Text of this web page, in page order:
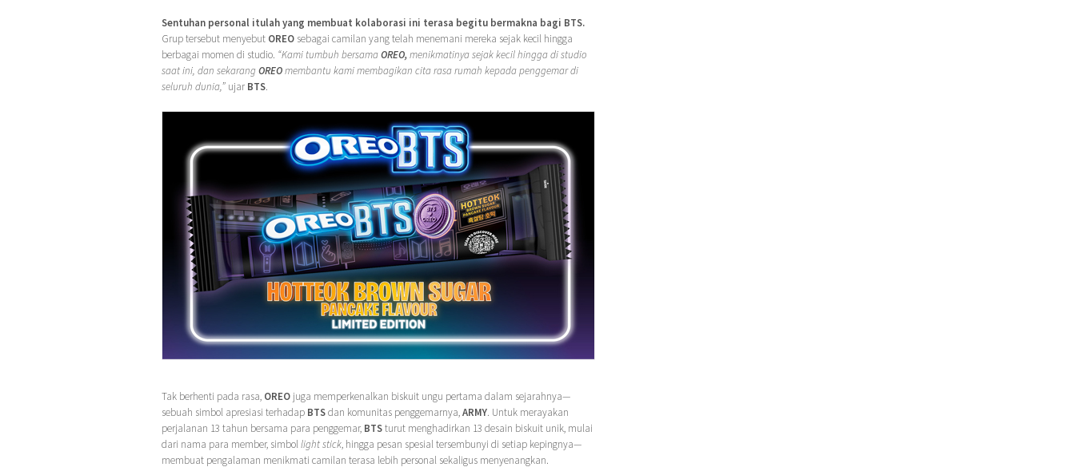
Sentuhan personal itulah yang membuat kolaborasi ini terasa begitu bermakna bagi BTS.
Grup tersebut menyebut OREO sebagai camilan yang telah menemani mereka sejak kecil hingga
berbagai momen di studio. “Kami tumbuh bersamaOREO,menikmatinya sejak kecil hingga di studio
saat ini, dan sekarangOREOmembantu kami membagikan cita rasa rumah kepada penggemar di
seluruh dunia,” ujar BTS.
Tak berhenti pada rasa, OREO juga memperkenalkan biskuit ungu pertama dalam sejarahnya—
sebuah simbol apresiasi terhadap BTSdan komunitas penggemarnya,ARMY. Untuk merayakan
perjalanan 13 tahun bersama para penggemar, BTSturut menghadirkan 13 desain biskuit unik, mulai
dari nama para member, simbollight stick, hingga pesan spesial tersembunyi di setiap kepingnya—
membuat pengalaman menikmati camilan terasa lebih personal sekaligus menyenangkan.